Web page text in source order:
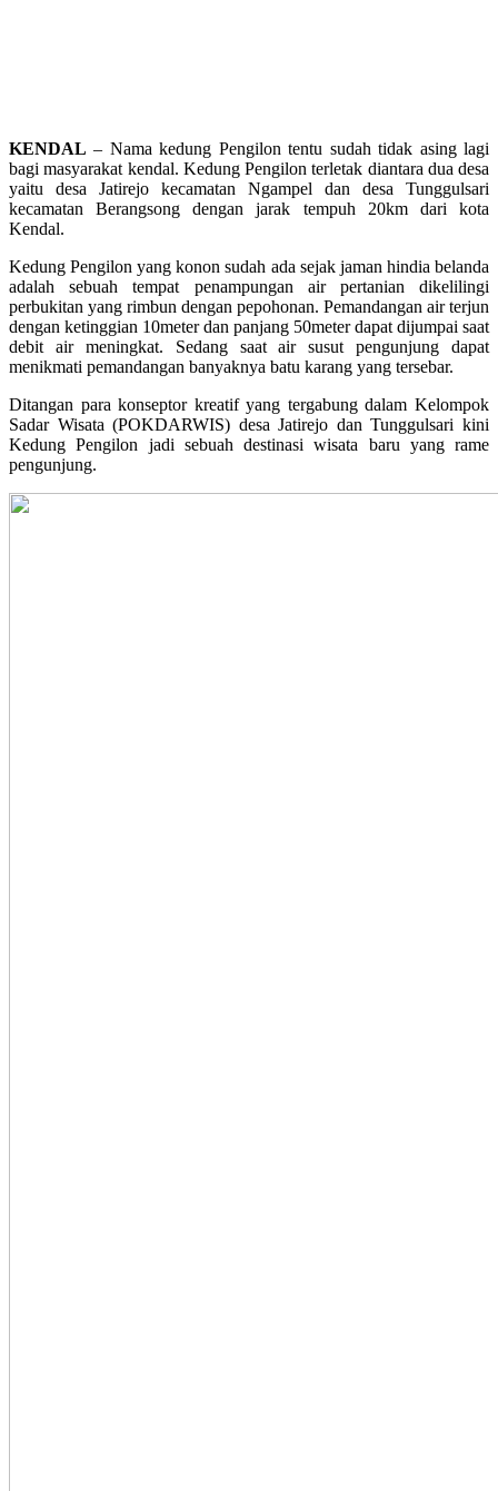
KENDAL – Nama kedung Pengilon tentu sudah tidak asing lagi
bagi masyarakat kendal. Kedung Pengilon terletak diantara dua desa
yaitu desa Jatirejo kecamatan Ngampel dan desa Tunggulsari
kecamatan Berangsong dengan jarak tempuh 20km dari kota
Kendal.
Kedung Pengilon yang konon sudah ada sejak jaman hindia belanda
adalah sebuah tempat penampungan air pertanian dikelilingi
perbukitan yang rimbun dengan pepohonan. Pemandangan air terjun
dengan ketinggian 10meter dan panjang 50meter dapat dijumpai saat
debit air meningkat. Sedang saat air susut pengunjung dapat
menikmati pemandangan banyaknya batu karang yang tersebar.
Ditangan para konseptor kreatif yang tergabung dalam Kelompok
Sadar Wisata (POKDARWIS) desa Jatirejo dan Tunggulsari kini
Kedung Pengilon jadi sebuah destinasi wisata baru yang rame
pengunjung.